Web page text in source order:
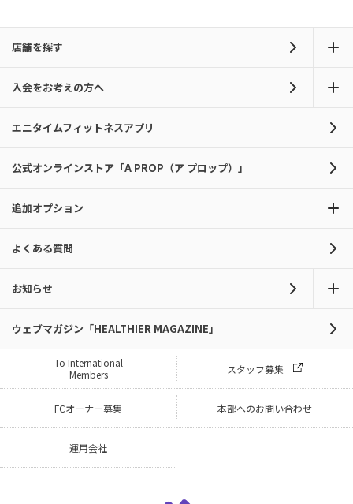
店舗を探す
入会をお考えの方へ
エニタイムフィットネスアプリ
公式オンラインストア「A PROP（ア プロップ）」
追加オプション
よくある質問
お知らせ
ウェブマガジン「HEALTHIER MAGAZINE」
To International
Members
スタッフ募集
FCオーナー募集 本部へのお問い合わせ
運用会社